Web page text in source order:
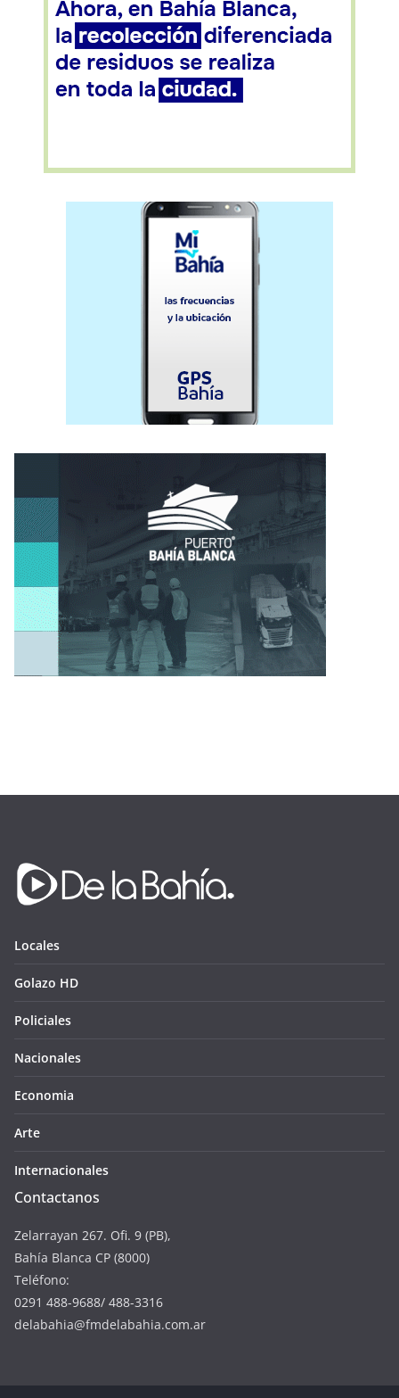
Locales
Golazo HD
Policiales
Nacionales
Economia
Arte
Internacionales
Contactanos
Zelarrayan 267. Ofi. 9 (PB),
Bahía Blanca CP (8000)
Teléfono:
0291 488-9688/ 488-3316
delabahia@fmdelabahia.com.ar